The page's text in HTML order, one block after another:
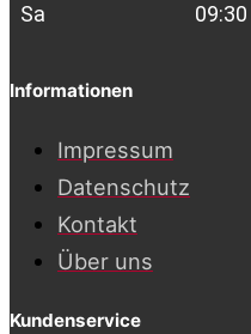
Sa
Informationen
Impressum
Datenschutz
Kontakt
Über uns
Kundenservice